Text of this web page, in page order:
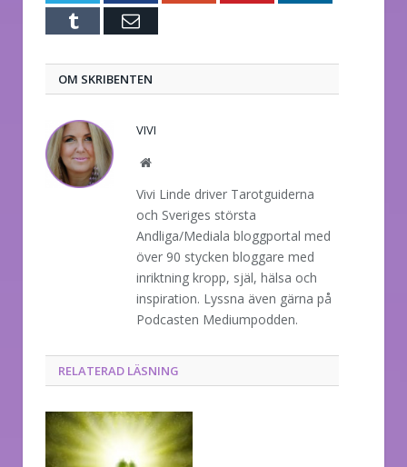
Tumblr E-
OM SKRIBENTEN
VIVI
Website
Vivi Linde driver Tarotguiderna
och Sveriges största
Andliga/Mediala bloggportal med
över 90 stycken bloggare med
inriktning kropp, själ, hälsa och
inspiration. Lyssna även gärna på
Podcasten Mediumpodden.
RELATERAD LÄSNING